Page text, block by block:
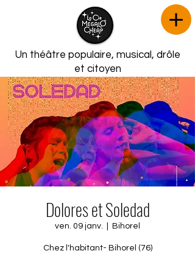
Un théâtre populaire, musical, drôle
et citoyen
Dolores et Soledad
ven. 09 janv. Bihorel
Chez l'habitant- Bihorel (76)